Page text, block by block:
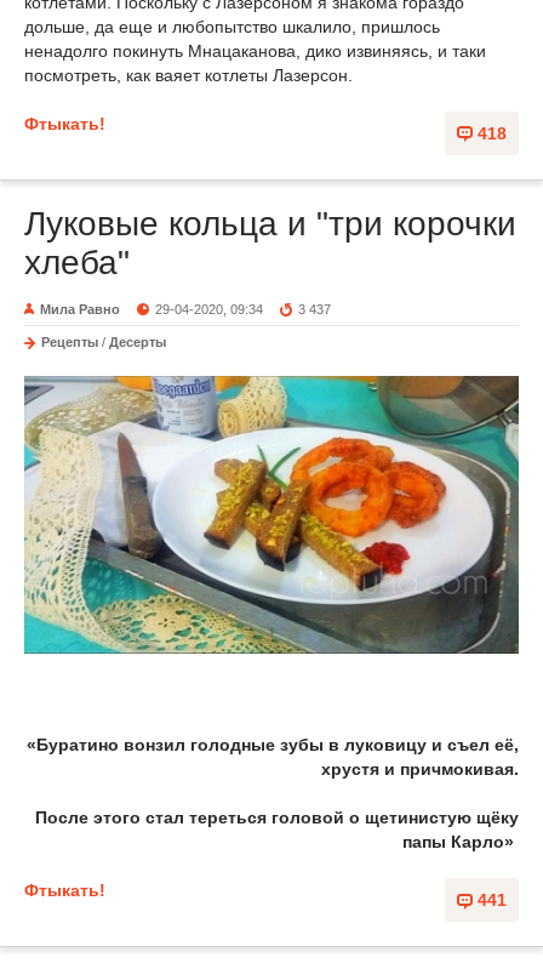
дольше, да еще и любопытство шкалило, пришлось
ненадолго покинуть Мнацаканова, дико извиняясь, и таки
посмотреть, как ваяет котлеты Лазерсон.
418
Фтыкать!
Луковые кольца и "три корочки
хлеба"
Мила Равно 29-04-2020, 09:34 3 437
Рецепты / Десерты
«Буратино вонзил голодные зубы в луковицу и съел её,
хрустя и причмокивая.
После этого стал тереться головой о щетинистую щёку
папы Карло»
441
Фтыкать!